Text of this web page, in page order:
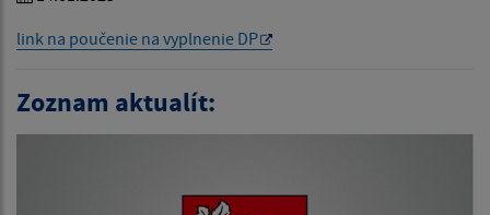
link na poučenie na vyplnenie DP
Zoznam aktualít: